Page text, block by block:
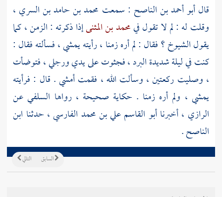
قالأبو أحمد بن الناصح : سمعت محمد بن حامد بن السري ،
وقلت له : لم لا تقول فيمحمد بن المثنىإذا ذكرته : الزمن ، كما
يقول الشيوخ ؟ فقال : لم أره زمنا ، رأيته يمشي ، فسألته فقال :
كنت في ليلة شديدة البرد ، فجثوت على يدي ورجلي ، فتوضأت
، وصليت ركعتين ، وسألت الله ، فقمت أمشي . قال : فرأيته
يمشي ، ولم أره زمنا . حكاية صحيحة ، رواها السلفي عن
الرازي ، أخبرناأبو القاسم علي بن محمد الفارسي، حدثنا ابن
الناصح.
التالي السابق